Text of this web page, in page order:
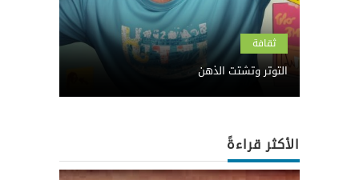
ثقافة
التوتر وتشتت الذهن
الأكثر قراءةً